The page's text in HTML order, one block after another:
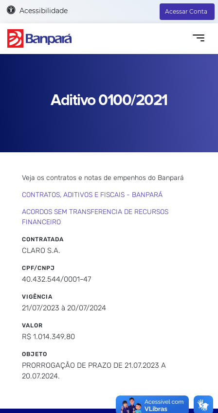
Acessibilidade Acessar Conta
Aditivo 0100/2021
Veja os contratos e notas de empenhos do Banpará
CONTRATOS, ADITIVOS E FISCAIS - BANPARÁ
ACORDOS SEM TRANSFERENCIA DE RECURSOS
FINANCEIRO
CONTRATADA
CLARO S.A.
CPF/CNPJ
40.432.544/0001-47
VIGÊNCIA
21/07/2023 à 20/07/2024
VALOR
R$ 1.014.349,80
OBJETO
PRORROGAÇÃO DE PRAZO DE 21.07.2023 A
20.07.2024.